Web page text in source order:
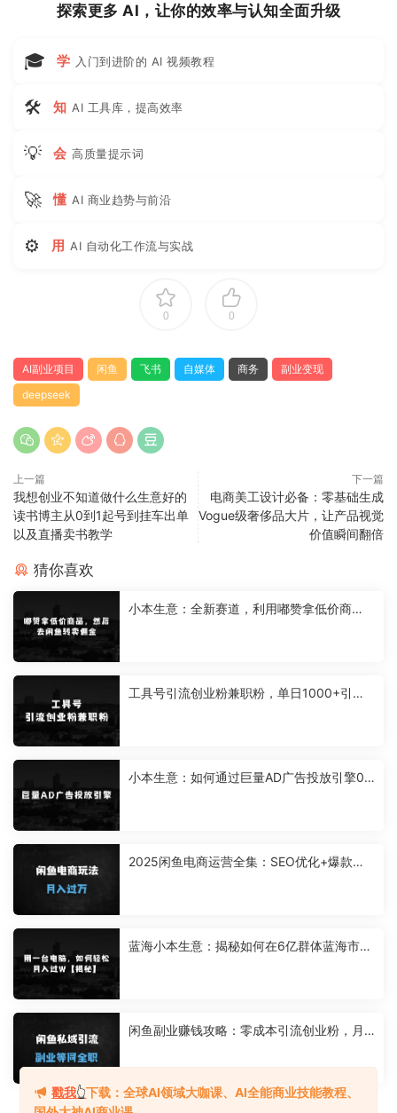
探索更多 AI，让你的效率与认知全面升级
🎓 学 入门到进阶的 AI 视频教程
🛠 知 AI 工具库，提高效率
💡 会 高质量提示词
🚀 懂 AI 商业趋势与前沿
⚙ 用 AI 自动化工作流与实战
0 0
AI副业项目 闲鱼 飞书 自媒体 商务
副业变现
deepseek
上一篇
我想创业不知道做什么生意好的
读书博主从0到1起号到挂车出单
以及直播卖书教学
下一篇
电商美工设计必备：零基础生成
Vogue级奢侈品大片，让产品视觉
价值瞬间翻倍
猜你喜欢
小本生意：全新赛道，利用嘟赞拿低价商
工具号引流创业粉兼职粉，单日1000+引流
小本生意：如何通过巨量AD广告投放引擎0~
2025闲鱼电商运营全集：SEO优化+爆款选
蓝海小本生意：揭秘如何在6亿群体蓝海市
闲鱼副业赚钱攻略：零成本引流创业粉，月
戳我👆下载：全球AI领域大咖课、AI全能商业技能教程、